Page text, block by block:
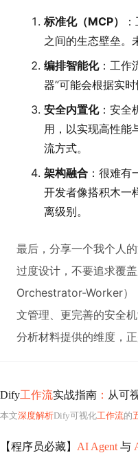
标准化（MCP）
之间的生态壁垒。
编排智能化：工作
器”可能会根据实
安全内置化：安全
用，以实现高性
流方式。
架构融合 ：很难
开发者像搭积木一
离级别。
最后，分享一个我个人的
过度设计，不要追求覆
Orchestrator-Worker）
文管理、更完善的安全
分析材料提供的维度，
Dify工作流实战指南 ： 从可
本文深度解析Dify可视化工作流的
【程序员必藏】 AI Agent 与